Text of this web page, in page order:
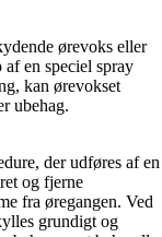
ørevoks eller
en speciel spray
kan ørevokset
ubehag.
der udføres af en
og fjerne
fra øregangen. Ved
grundigt og